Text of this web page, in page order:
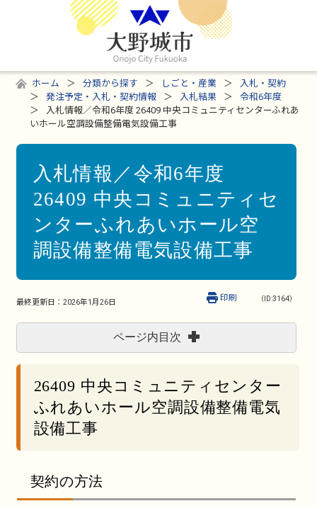
ホーム 分類から探す しごと・産業
入札・契約
発注予定・入札・契約情報
入札結果
令和6年度
入札情報／令和6年度 26409 中央コミュニティセンターふれあ
いホール空調設備整備電気設備工事
入札情報／令和6年度
26409 中央コミュニティセ
ンターふれあいホール空
調設備整備電気設備工事
最終更新日： 2026年1月26日 （ID:3164）
印刷
ページ内目次
26409 中央コミュニティセンター
ふれあいホール空調設備整備電気
設備工事
契約の方法